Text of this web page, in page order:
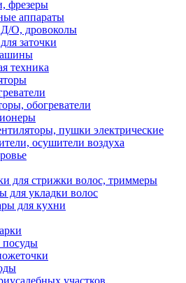
фрезеры
аппараты
О, дровоколы
заточки
техника
обогреватели
пушки электрические
осушители воздуха
для стрижки волос, триммеры
для укладки волос
для кухни
участков.